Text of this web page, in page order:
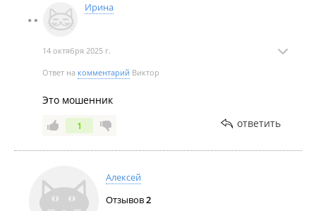
Ирина
14 октября 2025 г.
Ответ на комментарий Виктор
Это мошенник
1 ответить
Алексей
Отзывов2